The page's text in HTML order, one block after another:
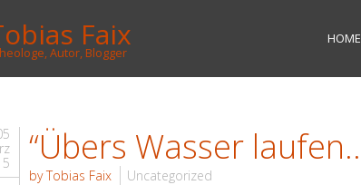
Faix
Autor, Blogger
HOME
“Übers Wasser
by Tobias Faix Uncategorized